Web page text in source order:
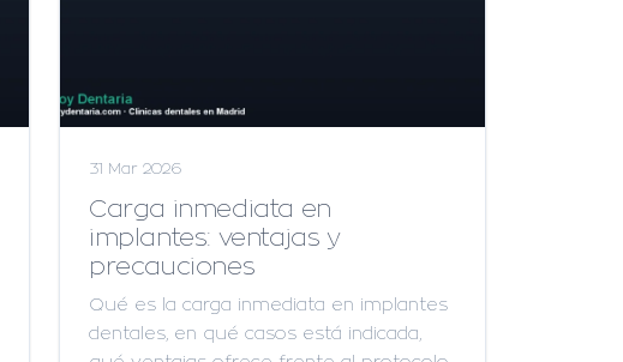
31 Mar 2026
Carga inmediata en
implantes: ventajas y
precauciones
Qué es la carga inmediata en implantes
dentales, en qué casos está indicada,